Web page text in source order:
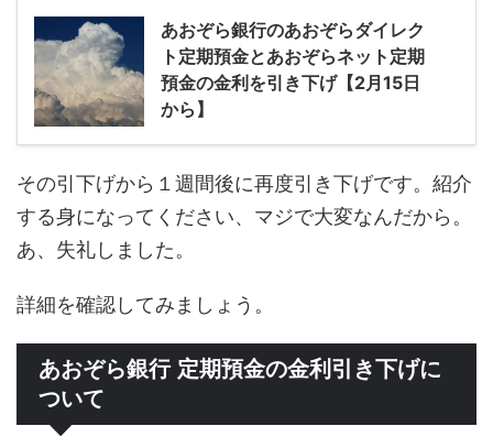
あおぞら銀行のあおぞらダイレク
ト定期預金とあおぞらネット定期
預金の金利を引き下げ【2月15日
から】
その引下げから１週間後に再度引き下げです。紹介
する身になってください、マジで大変なんだから。
あ、失礼しました。
詳細を確認してみましょう。
あおぞら銀行 定期預金の金利引き下げに
ついて